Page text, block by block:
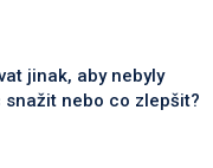
jinak, aby nebyly
snažit nebo co zlepšit?